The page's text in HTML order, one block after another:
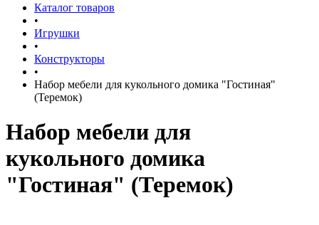
Каталог товаров
•
Игрушки
•
Конструкторы
•
Набор мебели для кукольного домика "Гостиная"
(Теремок)
Набор мебели для
кукольного домика
"Гостиная" (Теремок)